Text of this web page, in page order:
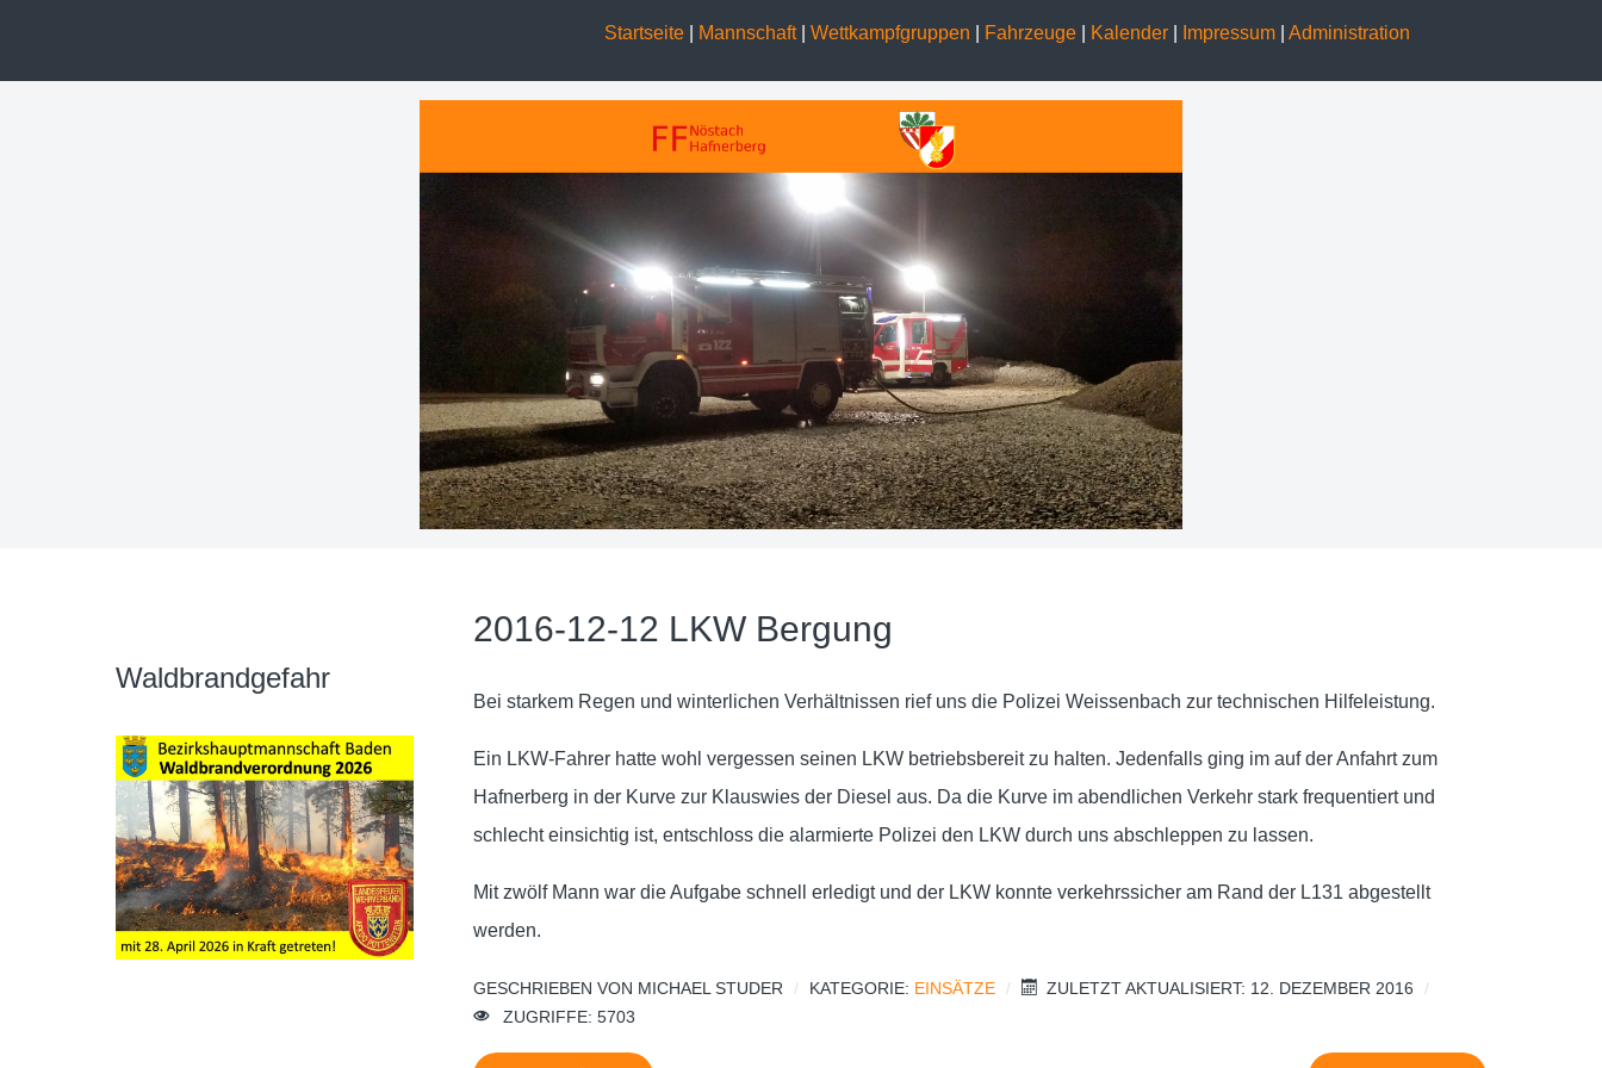
Startseite| Mannschaft| Wettkampfgruppen Fahrzeuge Kalender| Impressum| Administration
Waldbrandgefahr
2016-12-12 LKW Bergung
Bei starkem Regen und winterlichen Verhältnissen rief uns die Polizei Weissenbach zur technischen Hilfeleistung.
Ein LKW-Fahrer hatte wohl vergessen seinen LKW betriebsbereit zu halten. Jedenfalls ging im auf der Anfahrt zum
Hafnerberg in der Kurve zur Klauswies der Diesel aus. Da die Kurve im abendlichen Verkehr stark frequentiert und
schlecht einsichtig ist, entschloss die alarmierte Polizei den LKW durch uns abschleppen zu lassen.
Mit zwölf Mann war die Aufgabe schnell erledigt und der LKW konnte verkehrssicher am Rand der L131 abgestellt
werden.
GESCHRIEBEN VON MICHAEL STUDER KATEGORIE: EINSÄTZE
ZULETZT AKTUALISIERT: 12. DEZEMBER 2016
ZUGRIFFE: 5703